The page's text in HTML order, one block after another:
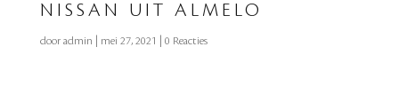
NISSAN UIT ALMELO
door admin mei 27, 2021 0 Reacties